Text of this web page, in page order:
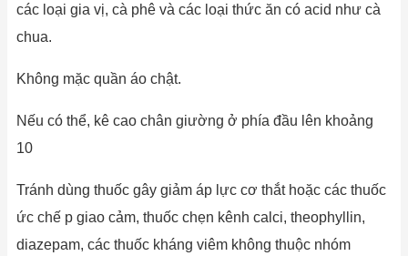
các loại gia vị, cà phê và các loại thức ăn có acid như cà
chua.
Không mặc quần áo chật.
Nếu có thể, kê cao chân giường ở phía đầu lên khoảng
10
Tránh dùng thuốc gây giảm áp lực cơ thắt hoặc các thuốc
ức chế p giao cảm, thuốc chẹn kênh calci, theophyllin,
diazepam, các thuốc kháng viêm không thuộc nhóm